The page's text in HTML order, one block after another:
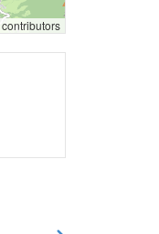
contributors